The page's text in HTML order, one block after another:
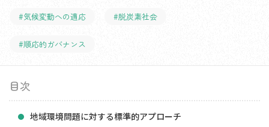
#気候変動への適応 #脱炭素社会
#順応的ガバナンス
目次
地域環境問題に対する標準的アプローチ